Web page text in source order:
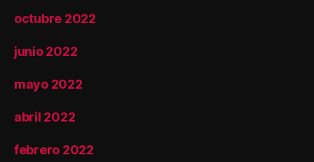
octubre 2022
junio 2022
mayo 2022
abril 2022
febrero 2022